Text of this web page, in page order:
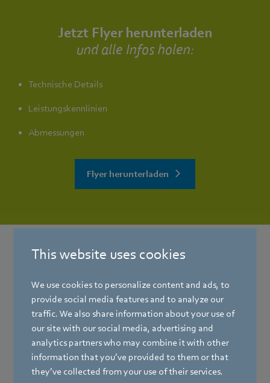
This website uses cookies
We use cookies to personalize content and ads, to
provide social media features and to analyze our
traffic. We also share information about your use of
our site with our social media, advertising and
analytics partners who may combine it with other
information that you’ve provided to them or that
they’ve collected from your use of their services.
Jetzt Flyer herunterladen
und alle Infos holen:
Technische Details
Leistungskennlinien
Abmessungen
Flyer herunterladen
RadiPac Varianten
RadiPac C